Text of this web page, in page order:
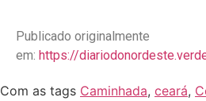
Publicado originalmente
em: https://
Com as tags Caminhada, ceará,